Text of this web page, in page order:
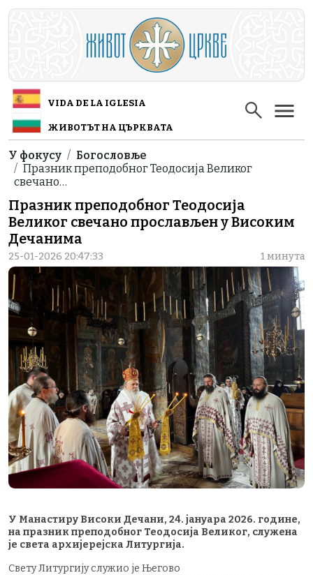
Skip to main content
VIDA DE LA IGLESIA
ЖИВОТЪТ НА ЦЪРКВАТА
Breadcrumb
У фокусу
Богословље
Празник преподобног Теодосија Великог
свечано…
Празник преподобног Теодосија
Великог свечано прослављен у Високим
Дечанима
25-01-2026 20:47:33 1 минута
У Манастиру Високи Дечани, 24. јануара 2026. године,
на празник преподобног Теодосија Великог, служена
је света архијерејска Литургија.
Свету Литургију служио је Његово